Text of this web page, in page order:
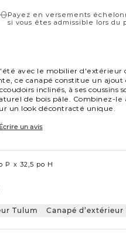
Payez en versements
si vous êtes admissible lors du
avec le mobilier d'extérieur
ce canapé constitue un ajout
inclinés, à ses
de bois pâle. Combinez-le
un look décontracté unique.
Écrire un avis
P 32,5 po H
Tulum Canapé d’extérieur